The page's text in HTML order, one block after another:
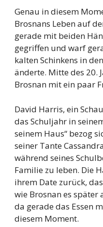
Genau in diesem
Brosnans Leben auf
gerade mit beiden
gegriffen und warf
kalten Schinkens in
änderte. Mitte des 20.
Brosnan mit ein paar
David Harris, ein
das Schuljahr in
seinem Haus“ bezog
seiner Tante
während seines
Familie zu leben. Die
ihrem Date zurück,
wie Brosnan es
da gerade das Essen
diesem Moment.